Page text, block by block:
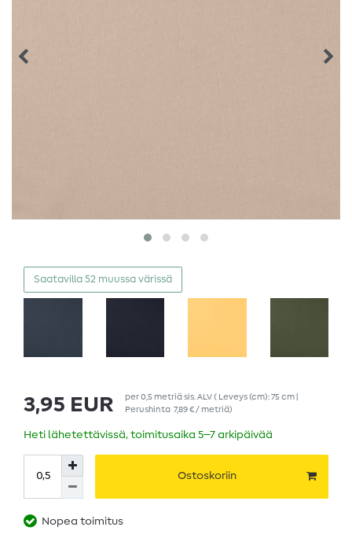
Saatavilla 52 muussa värissä
3,95 EUR per0,5 metriäsis. ALV( Leveys (cm): 75 cm |
Perushinta 7,89 € / metriä)
Heti lähetettävissä, toimitusaika 5–7 arkipäivää
Ostoskoriin
Nopea toimitus